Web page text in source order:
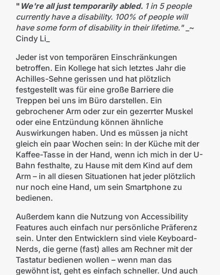
" We're all just temporarily abled.1 in 5 people
currently have a disability. 100% of people will
have some form of disability in their lifetime." _~
Cindy Li_
Jeder ist von temporären Einschränkungen
betroffen. Ein Kollege hat sich letztes Jahr die
Achilles-Sehne gerissen und hat plötzlich
festgestellt was für eine große Barriere die
Treppen bei uns im Büro darstellen. Ein
gebrochener Arm oder zur ein gezerrter Muskel
oder eine Entzündung können ähnliche
Auswirkungen haben. Und es müssen ja nicht
gleich ein paar Wochen sein: In der Küche mit der
Kaffee-Tasse in der Hand, wenn ich mich in der U-
Bahn festhalte, zu Hause mit dem Kind auf dem
Arm – in all diesen Situationen hat jeder plötzlich
nur noch eine Hand, um sein Smartphone zu
bedienen.
Außerdem kann die Nutzung von Accessibility
Features auch einfach nur persönliche Präferenz
sein. Unter den Entwicklern sind viele Keyboard-
Nerds, die gerne (fast) alles am Rechner mit der
Tastatur bedienen wollen – wenn man das
gewöhnt ist, geht es einfach schneller. Und auch